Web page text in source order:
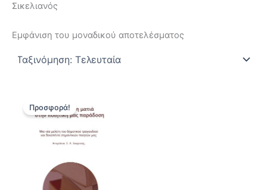
Σικελιανός
Εμφάνιση του μοναδικού αποτελέσματος
Προσφορά!